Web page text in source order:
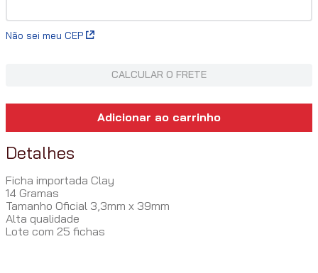
Não sei meu CEP
CALCULAR O FRETE
Adicionar ao carrinho
Detalhes
Ficha importada Clay
14 Gramas
Tamanho Oficial 3,3mm x 39mm
Alta qualidade
Lote com 25 fichas